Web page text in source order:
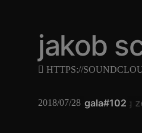
jakob
HTTPS://
gala#102
2018/07/28 jörg